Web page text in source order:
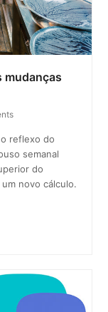
mudanças
reflexo do
semanal
do
novo cálculo.